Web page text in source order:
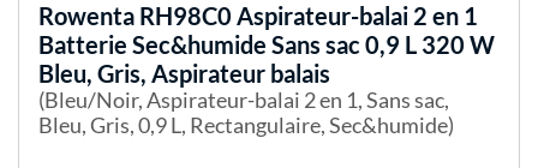
Rowenta RH98C0 Aspirateur-balai 2 en 1
Batterie Sec&humide Sans sac 0,9 L 320 W
Bleu, Gris, Aspirateur balais
(Bleu/Noir, Aspirateur-balai 2 en 1, Sans sac,
Bleu, Gris, 0,9 L, Rectangulaire, Sec&humide)